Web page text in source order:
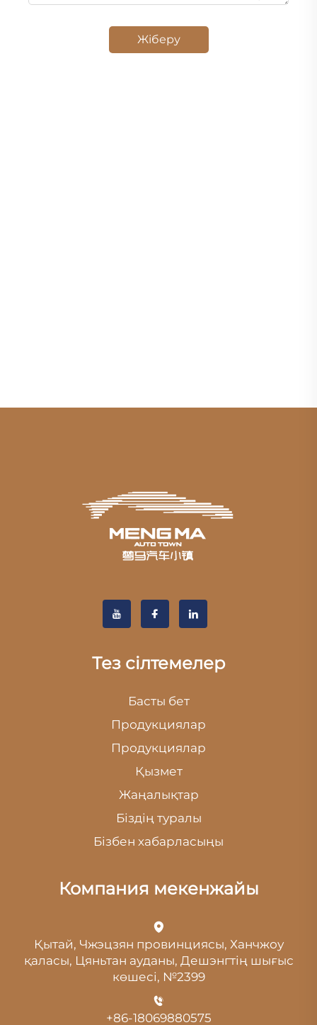
Жіберу
Тез сілтемелер
Басты бет
Продукциялар
Продукциялар
Қызмет
Жаңалықтар
Біздің туралы
Бізбен хабарласыңы
Компания мекенжайы
Қытай, Чжэцзян провинциясы, Ханчжоу
қаласы, Цяньтан ауданы, Дешэнгтің шығыс
көшесі, №2399
+86-18069880575